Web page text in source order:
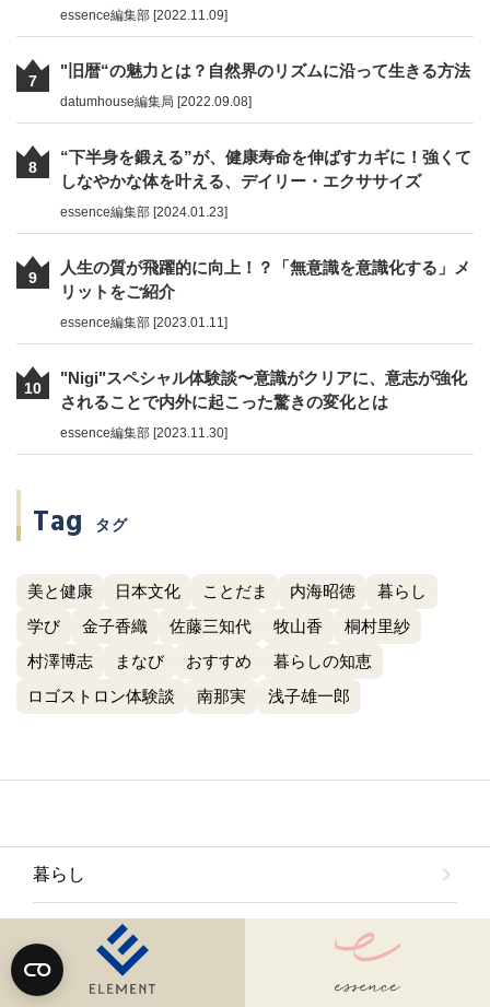
essence編集部 [2022.11.09]
7
"旧暦“の魅力とは？自然界のリズムに沿って生きる方法
datumhouse編集局 [2022.09.08]
8
“下半身を鍛える”が、健康寿命を伸ばすカギに！強くて
しなやかな体を叶える、デイリー・エクササイズ
essence編集部 [2024.01.23]
9
人生の質が飛躍的に向上！？「無意識を意識化する」メ
リットをご紹介
essence編集部 [2023.01.11]
10
"Nigi"スペシャル体験談〜意識がクリアに、意志が強化
されることで内外に起こった驚きの変化とは
essence編集部 [2023.11.30]
Tag タグ
美と健康 日本文化 ことだま 内海昭徳
暮らし
学び
金子香織 佐藤三知代 牧山香
桐村里紗
村澤博志
まなび おすすめ
暮らしの知恵
ロゴストロン体験談
南那実 浅子雄一郎
暮らし
学び